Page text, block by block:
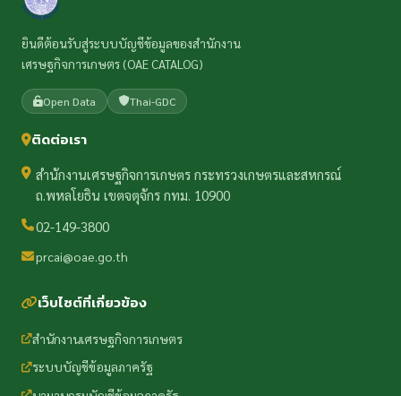
ยินดีต้อนรับสู่ระบบบัญชีข้อมูลของสำนักงาน
เศรษฐกิจการเกษตร (OAE CATALOG)
Open Data Thai-GDC
ติดต่อเรา
สำนักงานเศรษฐกิจการเกษตร กระทรวงเกษตรและสหกรณ์
ถ.พหลโยธิน เขตจตุจักร กทม. 10900
02-149-3800
prcai@oae.go.th
เว็บไซต์ที่เกี่ยวข้อง
สำนักงานเศรษฐกิจการเกษตร
ระบบบัญชีข้อมูลภาครัฐ